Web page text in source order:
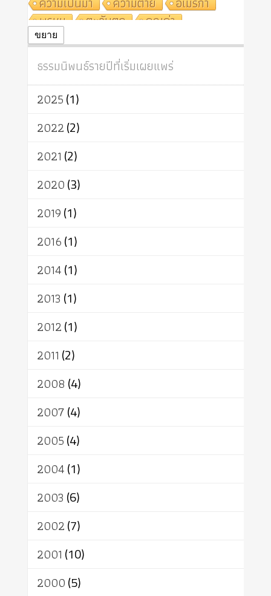
พรหม
ตะวันตก
คุณค่า
ปฏิจจสมุปบาท
ศาสนาประจำชาติ
อินเดีย
ผู้บริโภค
ธรรมาธิปไตย
จักร
การแยกรัฐกับศาสนา
ธรรมชาติ
เทคโนโลยี
สิทธิ
พุทธบริษัท
อัตถะ
เทวดา
ขยาย
ธรรมนิพนธ์รายปีที่เริ่มเผยแพร่
2025(1)
2022(2)
2021 (2)
2020(3)
2019(1)
2016(1)
2014(1)
2013 (1)
2012(1)
2011 (2)
2008 (4)
2007(4)
2005(4)
2004(1)
2003 (6)
2002(7)
2001 (10)
2000(5)